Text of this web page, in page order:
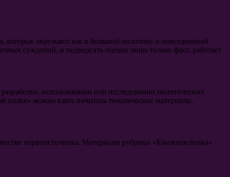
окружают нас в большой политике и повседневной
суждений, и подвергать оценке лишь только факт, работает
использовании или исследовании политических
можно взять почитать тематические материалы.
первоисточника. Материалы рубрики «Книжная полка»